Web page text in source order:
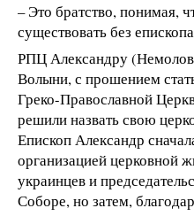
– Это братство, понимая,
существовать без
РПЦ Александру
Волыни, с прошением
Греко-Православной
решили назвать свою
Епископ Александр
организацией церковной
украинцев и
Соборе, но затем,